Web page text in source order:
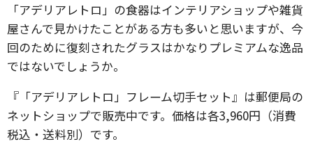
「アデリアレトロ」の食器はインテリアショップや雑貨
屋さんで見かけたことがある方も多いと思いますが、今
回のために復刻されたグラスはかなりプレミアムな逸品
ではないでしょうか。
『「アデリアレトロ」フレーム切手セット』は郵便局の
ネットショップで販売中です。価格は各3,960円（消費
税込・送料別）です。